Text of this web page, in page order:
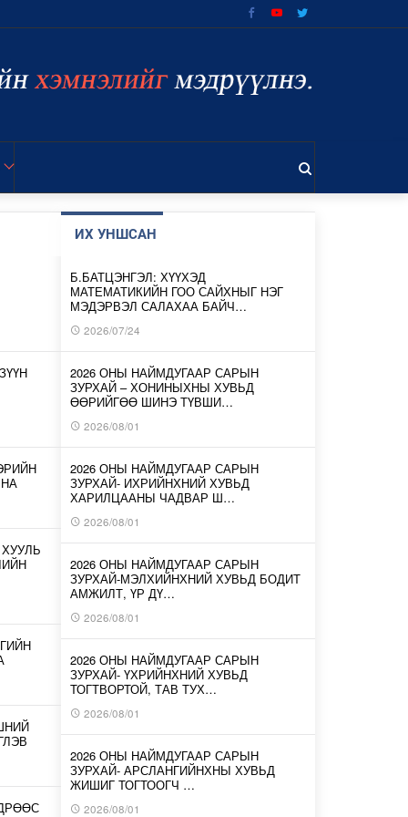
ИХ УНШСАН
Б.БАТЦЭНГЭЛ: ХҮҮХЭД
МАТЕМАТИКИЙН ГОО САЙХНЫГ НЭГ
МЭДЭРВЭЛ САЛАХАА БАЙЧ…
2026/07/24
2026 ОНЫ НАЙМДУГААР САРЫН
ЗУРХАЙ – ХОНИНЫХНЫ ХУВЬД
ӨӨРИЙГӨӨ ШИНЭ ТҮВШИ…
2026/08/01
2026 ОНЫ НАЙМДУГААР САРЫН
ЗУРХАЙ- ИХРИЙНХНИЙ ХУВЬД
ХАРИЛЦААНЫ ЧАДВАР Ш…
2026/08/01
2026 ОНЫ НАЙМДУГААР САРЫН
ЗУРХАЙ-МЭЛХИЙНХНИЙ ХУВЬД БОДИТ
АМЖИЛТ, ҮР ДҮ…
2026/08/01
2026 ОНЫ НАЙМДУГААР САРЫН
ЗУРХАЙ- ҮХРИЙНХНИЙ ХУВЬД
ТОГТВОРТОЙ, ТАВ ТУХ…
2026/08/01
2026 ОНЫ НАЙМДУГААР САРЫН
ЗУРХАЙ- АРСЛАНГИЙНХНЫ ХУВЬД
ЖИШИГ ТОГТООГЧ …
2026/08/01